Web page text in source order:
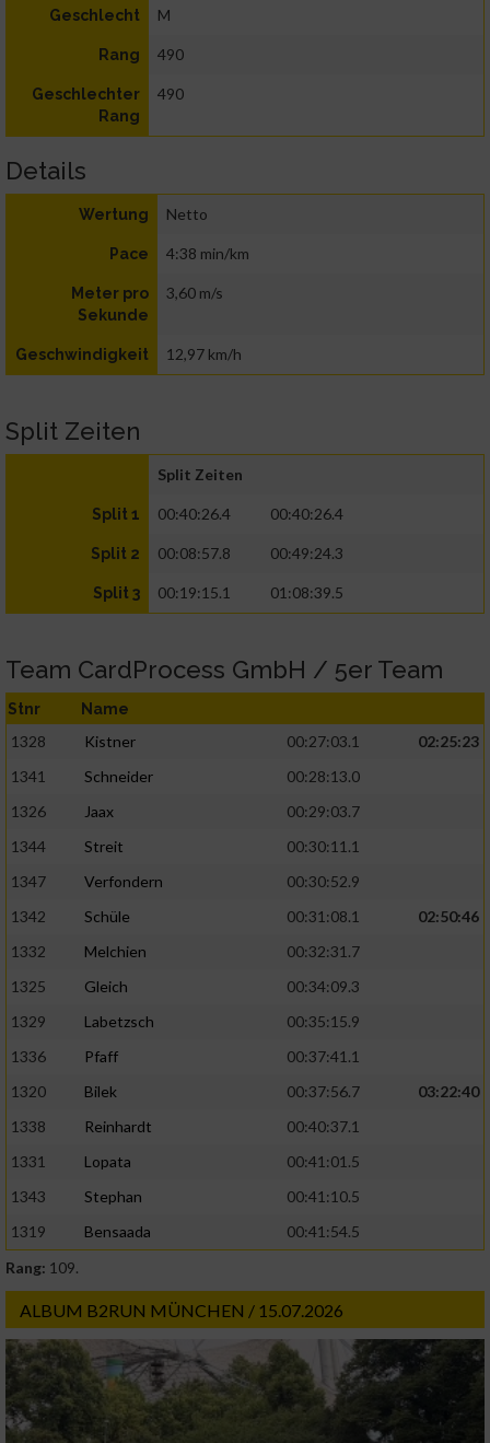
Geschlecht M
Rang 490
Geschlechter
Rang
490
Details
Wertung Netto
Pace 4:38 min/km
Meter pro
Sekunde
3,60 m/s
Geschwindigkeit 12,97 km/h
Split Zeiten
Split Zeiten
Split 1 00:40:26.4 00:40:26.4
Split 2 00:08:57.8 00:49:24.3
Split 3 00:19:15.1 01:08:39.5
Team CardProcess GmbH / 5er Team
Stnr Name
1328 Kistner 00:27:03.1
02:25:23
1341
Schneider
00:28:13.0
1326
Jaax
00:29:03.7
1344
Streit
00:30:11.1
1347
Verfondern
00:30:52.9
1342
Schüle 00:31:08.1
02:50:46
1332
Melchien
00:32:31.7
1325
Gleich
00:34:09.3
1329
Labetzsch
00:35:15.9
1336
Pfaff
00:37:41.1
1320
Bilek 00:37:56.7
03:22:40
1338
Reinhardt
00:40:37.1
1331
Lopata
00:41:01.5
1343
Stephan
00:41:10.5
1319
Bensaada
00:41:54.5
Rang: 109.
ALBUM B2RUN MÜNCHEN / 15.07.2026